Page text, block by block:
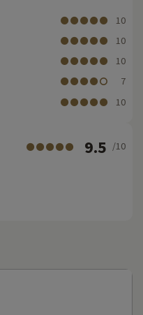
10
10
10
7
10
9.5 /10